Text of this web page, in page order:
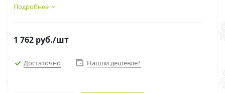
Подробнее
1 762 руб./шт
Достаточно Нашли дешевле?